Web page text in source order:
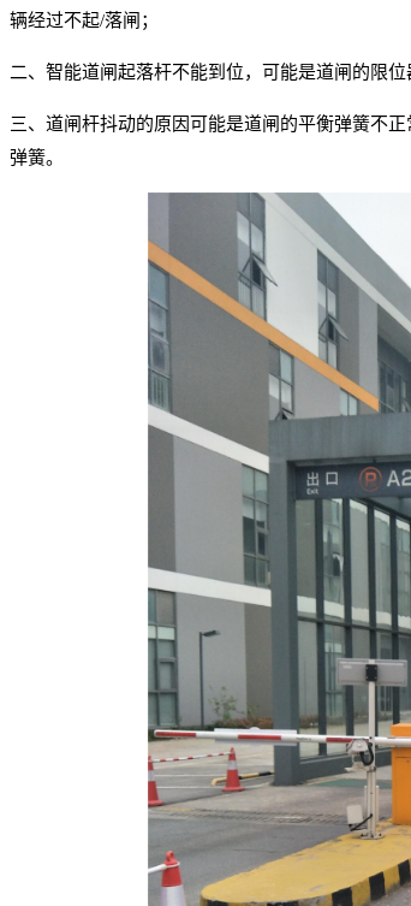
辆经过不起/落闸；
二、 智能道闸起落杆不能到位，可能是道闸的限
三、 道闸杆抖动的原因可能是道闸的平衡弹簧不
弹簧。